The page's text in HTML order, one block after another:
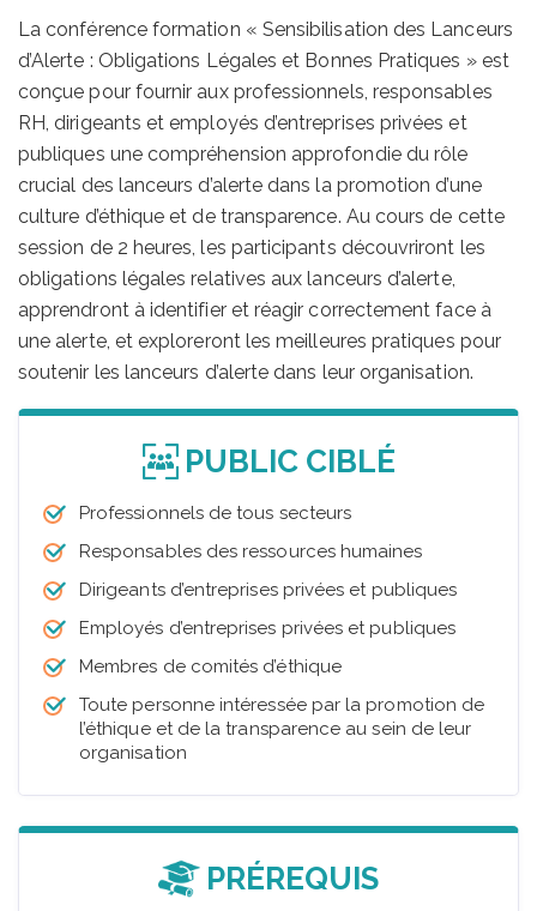
La conférence formation « Sensibilisation des Lanceurs
d’Alerte : Obligations Légales et Bonnes Pratiques » est
conçue pour fournir aux professionnels, responsables
RH, dirigeants et employés d’entreprises privées et
publiques une compréhension approfondie du rôle
crucial des lanceurs d’alerte dans la promotion d’une
culture d’éthique et de transparence. Au cours de cette
session de 2 heures, les participants découvriront les
obligations légales relatives aux lanceurs d’alerte,
apprendront à identifier et réagir correctement face à
une alerte, et exploreront les meilleures pratiques pour
soutenir les lanceurs d’alerte dans leur organisation.
PUBLIC CIBLÉ
Professionnels de tous secteurs
Responsables des ressources humaines
Dirigeants d’entreprises privées et publiques
Employés d’entreprises privées et publiques
Membres de comités d’éthique
Toute personne intéressée par la promotion de
l’éthique et de la transparence au sein de leur
organisation
PRÉREQUIS